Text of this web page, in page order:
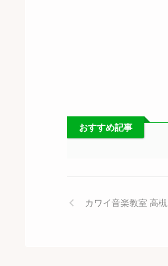
おすすめ記事
カワイ音楽教室 高